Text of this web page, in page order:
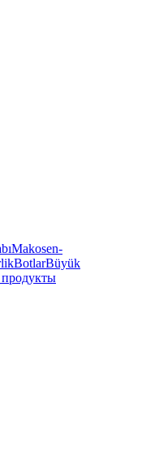
Makosen-
BotlarBüyük